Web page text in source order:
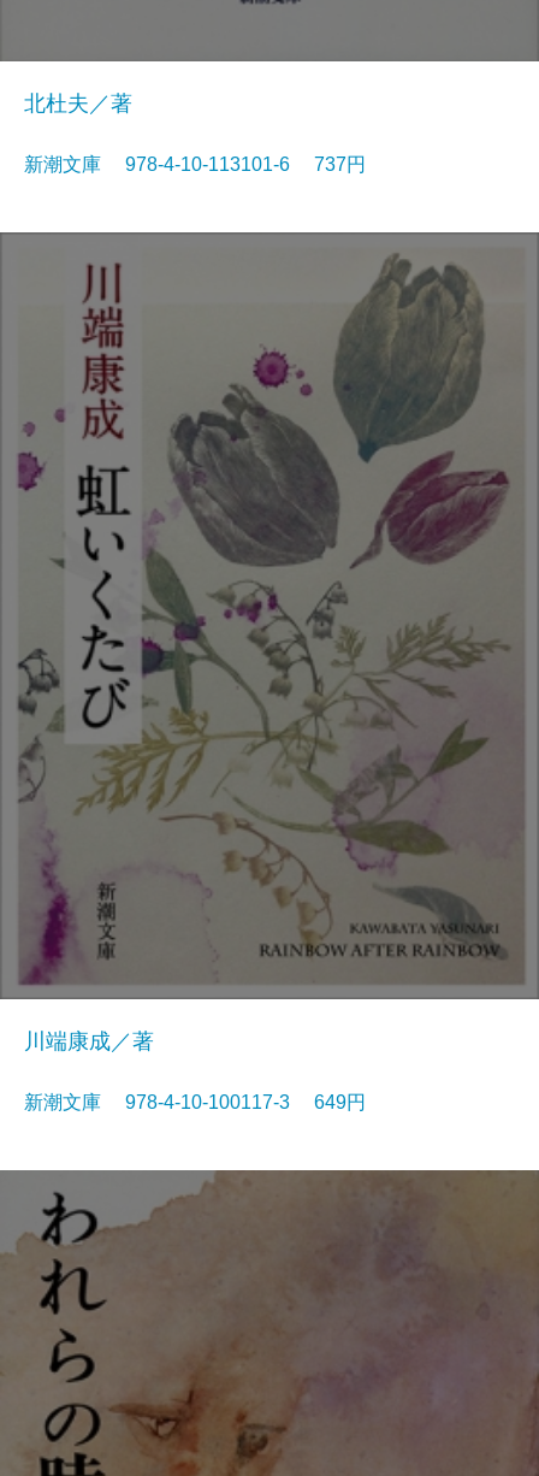
北杜夫／著
新潮文庫 978-4-10-113101-6 737円
川端康成／著
新潮文庫 978-4-10-100117-3 649円